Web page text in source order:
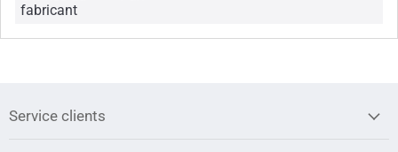
fabricant
Service clients